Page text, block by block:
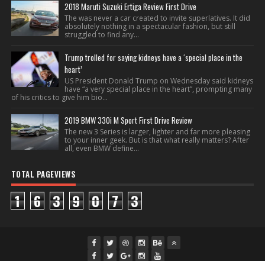
2018 Maruti Suzuki Ertiga Review First Drive
The was never a car created to invite superlatives. It did
absolutely nothing in a spectacular fashion, but still
struggled to find any...
Trump trolled for saying kidneys have a ‘special place in the
heart’
US President Donald Trump on Wednesday said kidneys
have “a very special place in the heart”, prompting many
of his critics to give him bio...
2019 BMW 330i M Sport First Drive Review
The new 3 Series is larger, lighter and far more pleasing
to your inner geek. But is that what really matters? After
all, even BMW define...
TOTAL PAGEVIEWS
1 6 3 9 0 7 3